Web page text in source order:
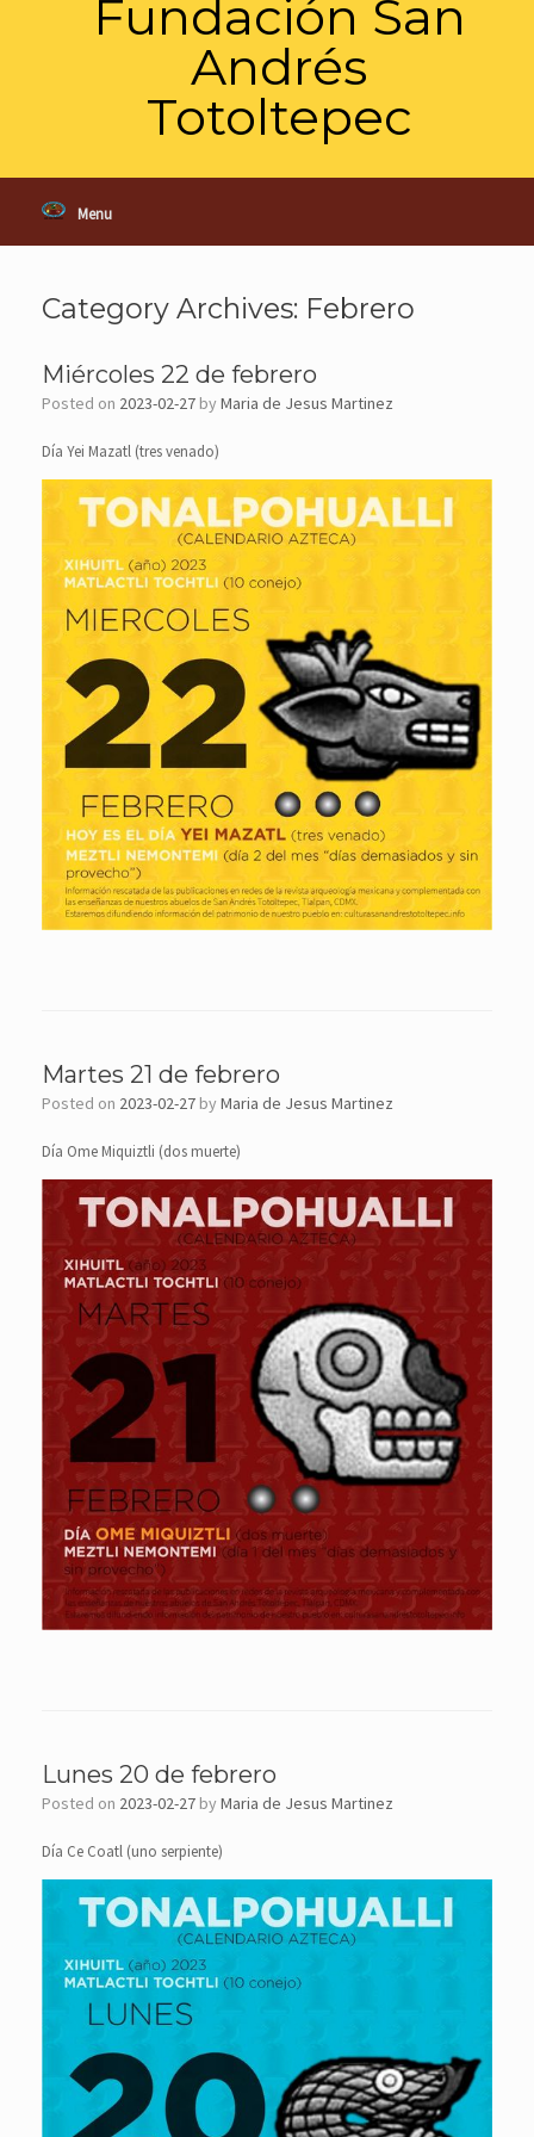
Fundación San
Andrés
Totoltepec
Menu
Category Archives: Febrero
Miércoles 22 de febrero
Posted on 2023-02-27 by Maria de Jesus Martinez
Día Yei Mazatl (tres venado)
Martes 21 de febrero
Posted on 2023-02-27 by Maria de Jesus Martinez
Día Ome Miquiztli (dos muerte)
Lunes 20 de febrero
Posted on 2023-02-27 by Maria de Jesus Martinez
Día Ce Coatl (uno serpiente)